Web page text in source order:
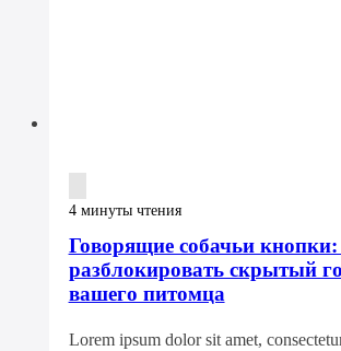
4 минуты чтения
Говорящие собачьи
разблокировать скрытый
вашего питомца
Lorem ipsum dolor sit amet,